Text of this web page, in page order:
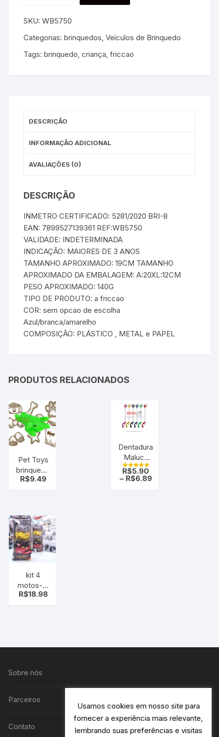
SKU:WB5750
Categorias:brinquedos,Veículos de Brinquedo
Tags:brinquedo,criança,friccao
DESCRIÇÃO
INFORMAÇÃO ADICIONAL
AVALIAÇÕES (0)
DESCRIÇÃO
INMETRO CERTIFICADO: 5281/2020 BRI-8
EAN: 7899527139361 REF:WB5750
VALIDADE: INDETERMINADA
INDICAÇÃO: MAIORES DE 3 ANOS
TAMANHO APROXIMADO: 19CM TAMANHO
APROXIMADO DA EMBALAGEM: A:20XL:12CM
PESO APROXIMADO: 140G
TIPO DE PRODUTO: a friccao
COR: sem opcao de escolha
Azul/branca/amarelho
COMPOSIÇÃO: PLÁSTICO , METAL e PAPEL
PRODUTOS RELACIONADOS
Pet Toys
brinquedo
para seu
R$9.49
Dentadura
Maluca
Boca
Loca
Avaliação
5.00
de 5
R$5.90
– R$6.89
kit 4
motos- –
moto de
R$18.98
Sobre nós
Parceiros
Contato
Usamos cookies em nosso site para
fornecer a experiência mais relevante,
lembrando suas preferências e visitas